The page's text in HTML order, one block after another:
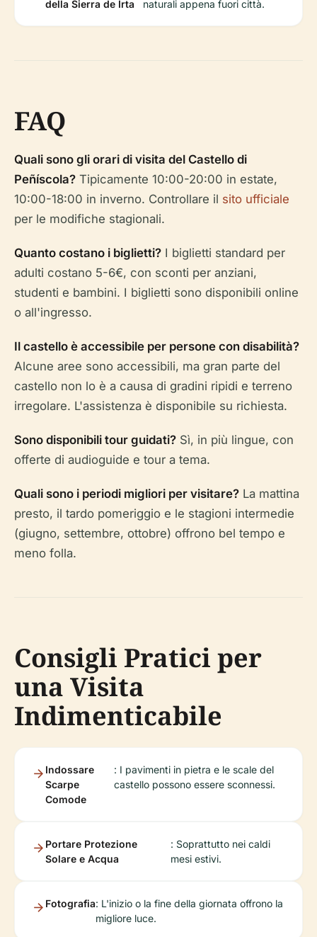
della Sierra de Irta naturali appena fuori città.
FAQ
Quali sono gli orari di visita del Castello di
Peñíscola? Tipicamente 10:00-20:00 in estate,
10:00-18:00 in inverno. Controllare il sito ufficiale
per le modifiche stagionali.
Quanto costano i biglietti? I biglietti standard per
adulti costano 5-6€, con sconti per anziani,
studenti e bambini. I biglietti sono disponibili online
o all'ingresso.
Il castello è accessibile per persone con disabilità?
Alcune aree sono accessibili, ma gran parte del
castello non lo è a causa di gradini ripidi e terreno
irregolare. L'assistenza è disponibile su richiesta.
Sono disponibili tour guidati? Sì, in più lingue, con
offerte di audioguide e tour a tema.
Quali sono i periodi migliori per visitare? La mattina
presto, il tardo pomeriggio e le stagioni intermedie
(giugno, settembre, ottobre) offrono bel tempo e
meno folla.
Consigli Pratici per
una Visita
Indimenticabile
Indossare
Scarpe
Comode
: I pavimenti in pietra e le scale del
castello possono essere sconnessi.
Portare Protezione
Solare e Acqua
: Soprattutto nei caldi
mesi estivi.
Fotografia: L'inizio o la fine della giornata offrono la
migliore luce.